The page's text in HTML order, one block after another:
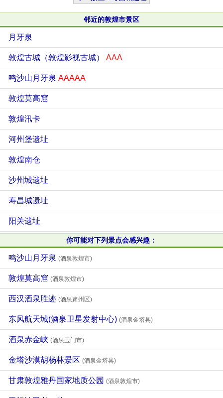
邻近的敦煌市景区
月牙泉
敦煌古城（敦煌影视古城） AAA
鸣沙山月牙泉 AAAAA
敦煌莫高窟
敦煌汛卡
河州堡遗址
敦煌南仓
沙州城遗址
寿昌城遗址
阳关遗址
你可能对下列景点会感兴趣：
鸣沙山月牙泉 (酒泉敦煌市)
敦煌莫高窟 (酒泉敦煌市)
西汉酒泉胜迹 (酒泉肃州区)
东风航天城(酒泉卫星发射中心) (酒泉金塔县)
酒泉赤金峡 (酒泉玉门市)
金塔沙漠胡杨林景区 (酒泉金塔县)
甘肃敦煌雅丹国家地质公园 (酒泉敦煌市)